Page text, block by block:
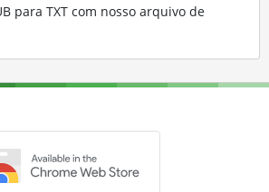
para TXT com nosso arquivo de